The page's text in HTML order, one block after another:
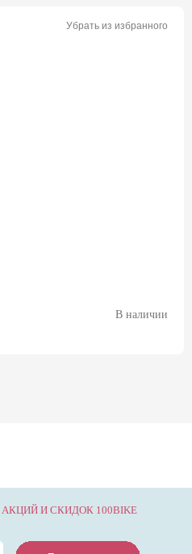
Убрать из избранного
В наличии
И СКИДОК 100BIKE